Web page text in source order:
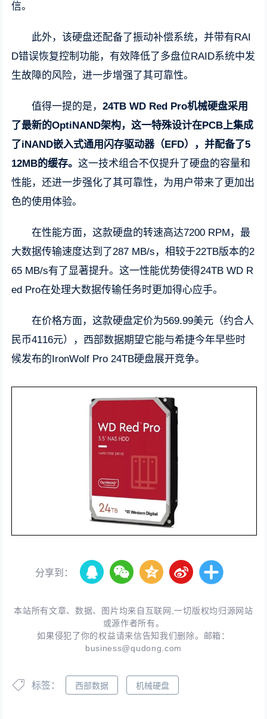
信。
此外，该硬盘还配备了振动补偿系统，并带有RAI
D错误恢复控制功能，有效降低了多盘位RAID系统中发
生故障的风险，进一步增强了其可靠性。
值得一提的是，24TB WD Red Pro机械硬盘采用
了最新的OptiNAND架构，这一特殊设计在PCB上集成
了iNAND嵌入式通用闪存驱动器（EFD），并配备了5
12MB的缓存。这一技术组合不仅提升了硬盘的容量和
性能，还进一步强化了其可靠性，为用户带来了更加出
色的使用体验。
在性能方面，这款硬盘的转速高达7200 RPM，最
大数据传输速度达到了287 MB/s，相较于22TB版本的2
65 MB/s有了显著提升。这一性能优势使得24TB WD R
ed Pro在处理大数据传输任务时更加得心应手。
在价格方面，这款硬盘定价为569.99美元（约合人
民币4116元），西部数据期望它能与希捷今年早些时
候发布的IronWolf Pro 24TB硬盘展开竞争。
分享到：
本站所有文章、数据、图片均来自互联网,一切版权均归源网站
或源作者所有。
如果侵犯了你的权益请来信告知我们删除。邮箱：
business@qudong.com
标签： 西部数据 机械硬盘